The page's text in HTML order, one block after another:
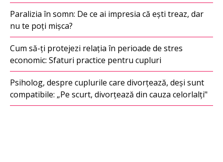
Paralizia în somn: De ce ai impresia că ești treaz, dar
nu te poți mișca?
Cum să-ți protejezi relația în perioade de stres
economic: Sfaturi practice pentru cupluri
Psiholog, despre cuplurile care divorțează, deși sunt
compatibile: „Pe scurt, divorțează din cauza celorlalți"